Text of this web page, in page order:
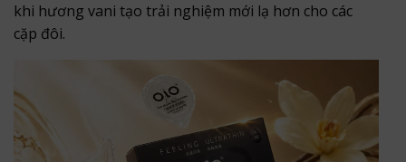
khi hương vani tạo trải nghiệm mới lạ hơn cho các
cặp đôi.